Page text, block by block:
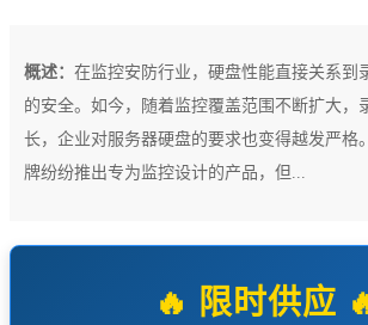
概述： 在监控安防行业，硬盘性能直接关系到
的安全。如今，随着监控覆盖范围不断扩大，
长，企业对服务器硬盘的要求也变得越发严格
牌纷纷推出专为监控设计的产品，但...
🔥 限时供应